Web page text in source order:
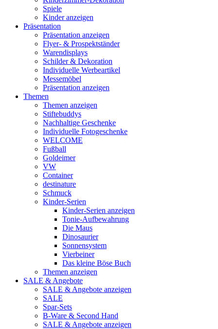
Spiele
Kinder anzeigen
Präsentation
Präsentation anzeigen
Flyer- & Prospektständer
Warendisplays
Schilder & Dekoration
Individuelle Werbeartikel
Messemöbel
Präsentation anzeigen
Themen
Themen anzeigen
Stiftebuddys
Nachhaltige Geschenke
Individuelle Fotogeschenke
WELCOME
Fußball
Goldeimer
VW
Container
destinature
Schmuck
Kinder-Serien
Kinder-Serien anzeigen
Tonie-Aufbewahrung
Die Maus
Dinosaurier
Sonnensystem
Vierbeiner
Das kleine Böse Buch
Themen anzeigen
SALE & Angebote
SALE & Angebote anzeigen
SALE
Spar-Sets
B-Ware & Second Hand
SALE & Angebote anzeigen